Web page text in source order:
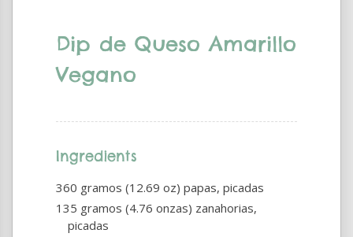
Dip de Queso Amarillo
Vegano
Ingredients
360 gramos (12.69 oz) papas, picadas
135 gramos (4.76 onzas) zanahorias,
picadas